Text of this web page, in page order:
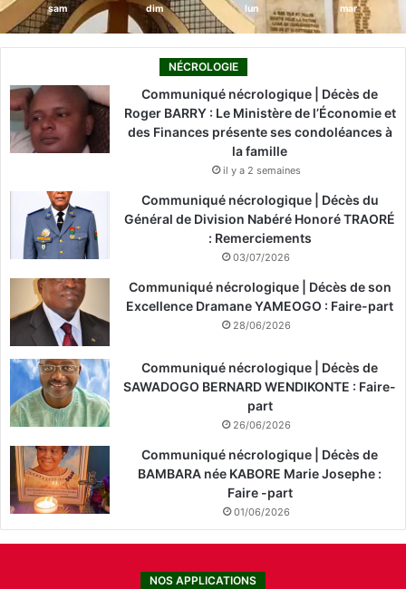
sam dim lun mar
NÉCROLOGIE
Communiqué nécrologique | Décès de
Roger BARRY : Le Ministère de l’Économie et
des Finances présente ses condoléances à
la famille
il y a 2 semaines
Communiqué nécrologique | Décès du
Général de Division Nabéré Honoré TRAORÉ
: Remerciements
03/07/2026
Communiqué nécrologique | Décès de son
Excellence Dramane YAMEOGO : Faire-part
28/06/2026
Communiqué nécrologique | Décès de
SAWADOGO BERNARD WENDIKONTE : Faire-
part
26/06/2026
Communiqué nécrologique | Décès de
BAMBARA née KABORE Marie Josephe :
Faire -part
01/06/2026
NOS APPLICATIONS